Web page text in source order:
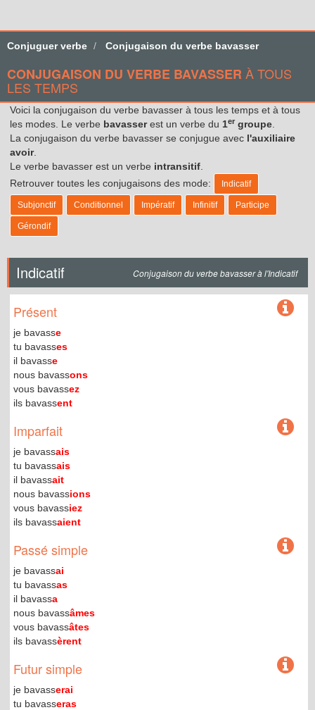
Conjuguer verbe Conjugaison du verbe bavasser
CONJUGAISON DU VERBE BAVASSER À TOUS
LES TEMPS
Voici la conjugaison du verbe bavasser à tous les temps et à tous
les modes. Le verbe bavasserest un verbe du 1er groupe
La conjugaison du verbe bavasser se conjugue avec l'auxiliaire
avoir.
Le verbe bavasser est un verbe intransitif
Retrouver toutes les conjugaisons des mode:
Indicatif
Subjonctif Conditionnel Impératif Infinitif Participe
Gérondif
Indicatif Conjugaison du verbe bavasser à l'Indicatif
Présent
je bavasse
tu bavasses
il bavasse
nous bavassons
vous bavassez
ils bavassent
Imparfait
je bavassais
tu bavassais
il bavassait
nous bavassions
vous bavassiez
ils bavassaient
Passé simple
je bavassai
tu bavassas
il bavassa
nous bavassâmes
vous bavassâtes
ils bavassèrent
Futur simple
je bavasserai
tu bavasseras